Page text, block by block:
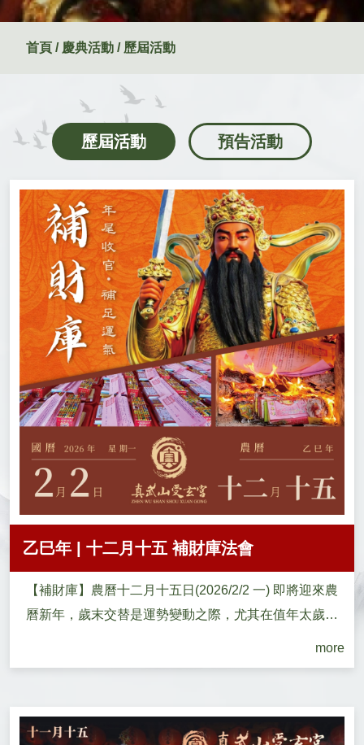
首頁 / 慶典活動 / 歷屆活動
歷屆活動 預告活動
乙巳年 | 十二月十五 補財庫法會
【補財庫】農曆十二月十五日(2026/2/2 一) 即將迎來農
曆新年，歲末交替是運勢變動之際，尤其在值年太歲輪
more